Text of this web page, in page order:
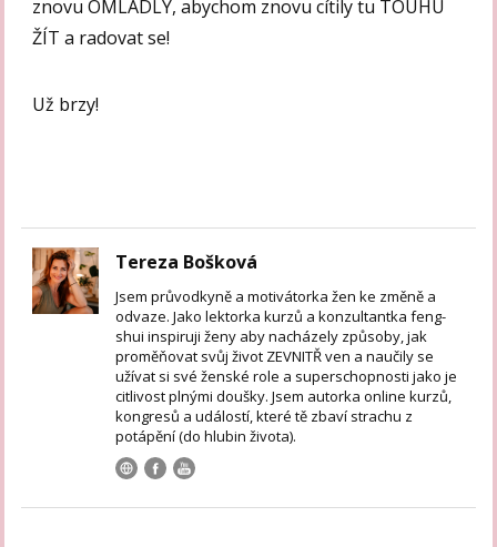
znovu OMLÁDLY, abychom znovu cítily tu TOUHU
ŽÍT a radovat se!
Už brzy!
Tereza Bošková
Jsem průvodkyně a motivátorka žen ke změně a
odvaze. Jako lektorka kurzů a konzultantka feng-
shui inspiruji ženy aby nacházely způsoby, jak
proměňovat svůj život ZEVNITŘ ven a naučily se
užívat si své ženské role a superschopnosti jako je
citlivost plnými doušky. Jsem autorka online kurzů,
kongresů a událostí, které tě zbaví strachu z
potápění (do hlubin života).